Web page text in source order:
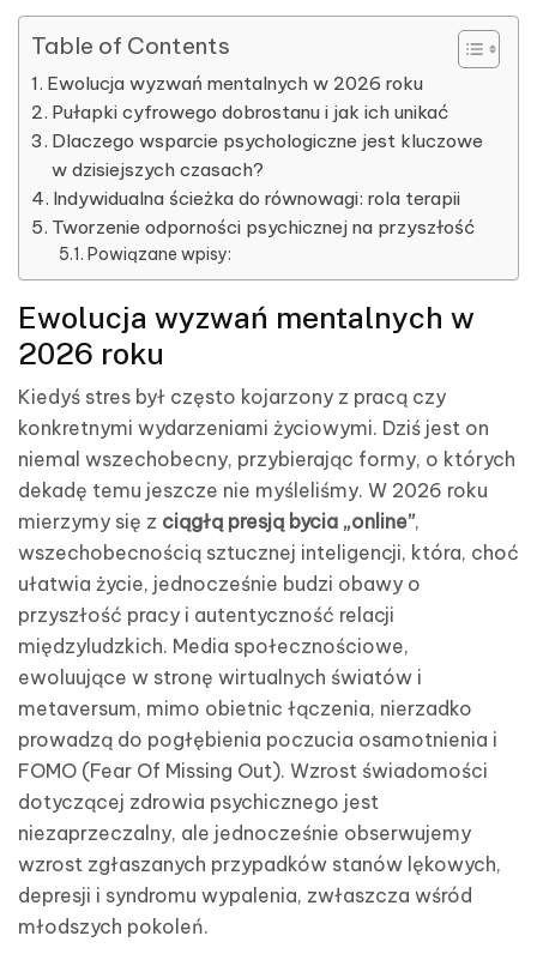
Table of Contents
Ewolucja wyzwań mentalnych w 2026 roku
Pułapki cyfrowego dobrostanu i jak ich unikać
Dlaczego wsparcie psychologiczne jest kluczowe
w dzisiejszych czasach?
Indywidualna ścieżka do równowagi: rola terapii
Tworzenie odporności psychicznej na przyszłość
Powiązane wpisy:
Ewolucja wyzwań mentalnych w
2026 roku
Kiedyś stres był często kojarzony z pracą czy
konkretnymi wydarzeniami życiowymi. Dziś jest on
niemal wszechobecny, przybierając formy, o których
dekadę temu jeszcze nie myśleliśmy. W 2026 roku
mierzymy się z ciągłą presją bycia „online”,
wszechobecnością sztucznej inteligencji, która, choć
ułatwia życie, jednocześnie budzi obawy o
przyszłość pracy i autentyczność relacji
międzyludzkich. Media społecznościowe,
ewoluujące w stronę wirtualnych światów i
metaversum, mimo obietnic łączenia, nierzadko
prowadzą do pogłębienia poczucia osamotnienia i
FOMO (Fear Of Missing Out). Wzrost świadomości
dotyczącej zdrowia psychicznego jest
niezaprzeczalny, ale jednocześnie obserwujemy
wzrost zgłaszanych przypadków stanów lękowych,
depresji i syndromu wypalenia, zwłaszcza wśród
młodszych pokoleń.